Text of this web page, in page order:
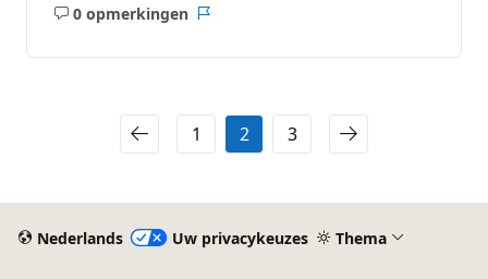
0 opmerkingen
Geen
1 2 3
Nederlands Uw privacykeuzes Thema